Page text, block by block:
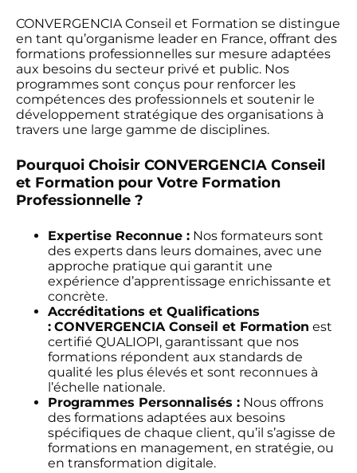
CONVERGENCIA Conseil et Formation se distingue
en tant qu’organisme leader en France, offrant des
formations professionnelles sur mesure adaptées
aux besoins du secteur privé et public. Nos
programmes sont conçus pour renforcer les
compétences des professionnels et soutenir le
développement stratégique des organisations à
travers une large gamme de disciplines.
Pourquoi Choisir CONVERGENCIA Conseil
et Formation pour Votre Formation
Professionnelle ?
Expertise Reconnue : Nos formateurs sont
des experts dans leurs domaines, avec une
approche pratique qui garantit une
expérience d’apprentissage enrichissante et
concrète.
Accréditations et Qualifications
: CONVERGENCIA Conseil et Formation est
certifié QUALIOPI, garantissant que nos
formations répondent aux standards de
qualité les plus élevés et sont reconnues à
l’échelle nationale.
Programmes Personnalisés : Nous offrons
des formations adaptées aux besoins
spécifiques de chaque client, qu’il s’agisse de
formations en management, en stratégie, ou
en transformation digitale.